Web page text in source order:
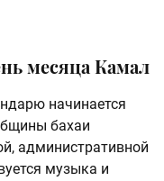
месяца Камал
начинается
бахаи
административной
музыка и